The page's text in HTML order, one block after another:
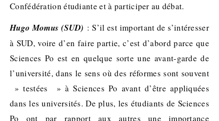
Confédération étudiante et à participer au débat.
Hugo Momus (SUD) : S’il est important de s’intéresser
à SUD, voire d’en faire partie, c’est d’abord parce que
Sciences Po est en quelque sorte une avant-garde de
l’université, dans le sens où des réformes sont souvent
» testées » à Sciences Po avant d’être appliquées
dans les universités. De plus, les étudiants de Sciences
Po ont par rapport aux autres une importance